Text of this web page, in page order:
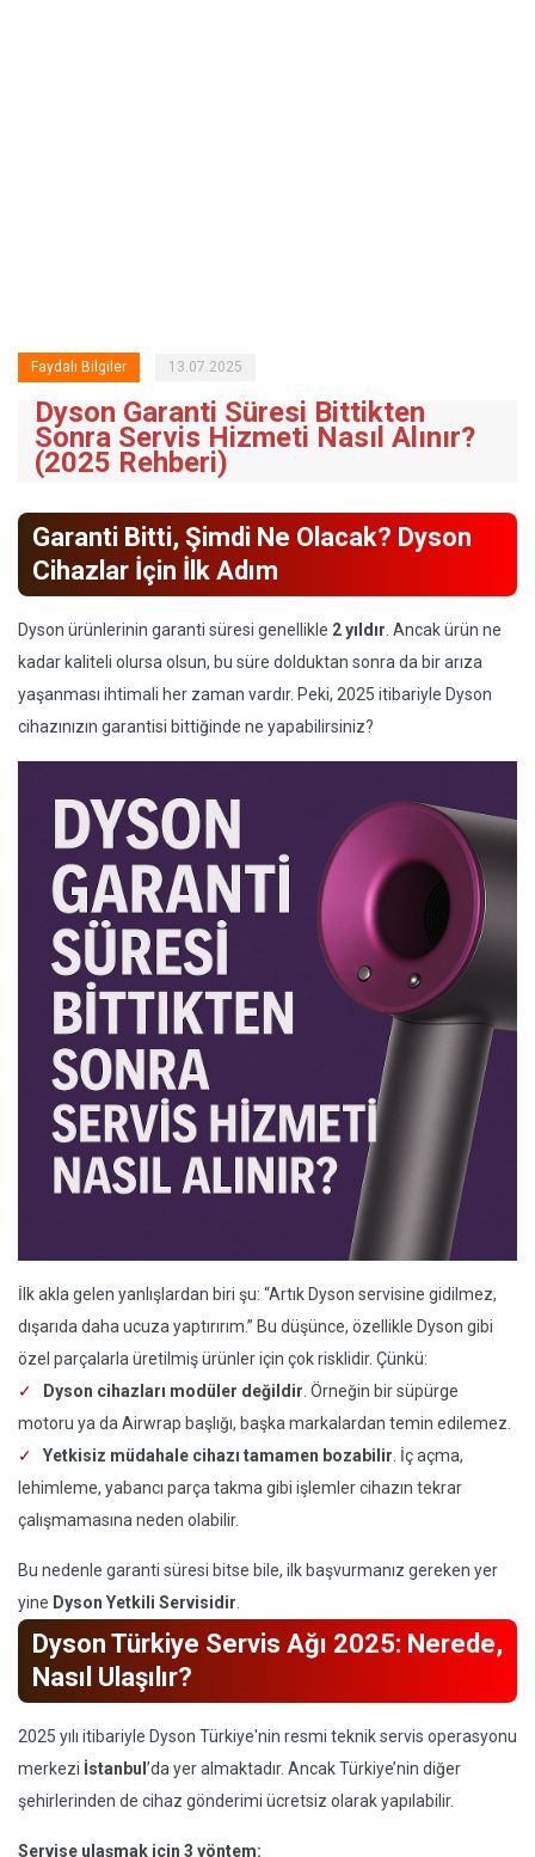
Faydalı Bilgiler 13.07.2025
Dyson Garanti Süresi Bittikten
Sonra Servis Hizmeti Nasıl Alınır?
(2025 Rehberi)
Garanti Bitti, Şimdi Ne Olacak? Dyson
Cihazlar İçin İlk Adım
Dyson ürünlerinin garanti süresi genellikle 2 yıldır . Ancak ürün ne
kadar kaliteli olursa olsun, bu süre dolduktan sonra da bir arıza
yaşanması ihtimali her zaman vardır. Peki, 2025 itibariyle Dyson
cihazınızın garantisi bittiğinde ne yapabilirsiniz?
İlk akla gelen yanlışlardan biri şu: “Artık Dyson servisine gidilmez,
dışarıda daha ucuza yaptırırım.” Bu düşünce, özellikle Dyson gibi
özel parçalarla üretilmiş ürünler için çok risklidir. Çünkü:
Dyson cihazları modüler değildir . Örneğin bir süpürge
motoru ya da Airwrap başlığı, başka markalardan temin edilemez.
Yetkisiz müdahale cihazı tamamen bozabilir . İç açma,
lehimleme, yabancı parça takma gibi işlemler cihazın tekrar
çalışmamasına neden olabilir.
Bu nedenle garanti süresi bitse bile, ilk başvurmanız gereken yer
yine Dyson Yetkili Servisidir
Dyson Türkiye Servis Ağı 2025: Nerede,
Nasıl Ulaşılır?
2025 yılı itibariyle Dyson Türkiye'nin resmi teknik servis operasyonu
merkezi İstanbul ’da yer almaktadır. Ancak Türkiye’nin diğer
şehirlerinden de cihaz gönderimi ücretsiz olarak yapılabilir.
Servise ulaşmak için 3 yöntem: